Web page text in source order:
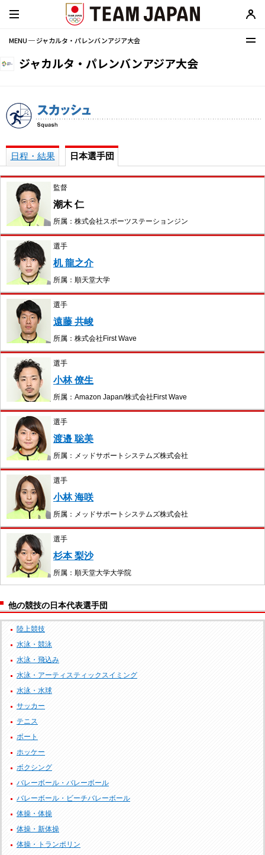
MENU ─ ジャカルタ・パレンバンアジア大会
ジャカルタ・パレンバンアジア大会
日程・結果 日本選手団
監督
潮木 仁
所属：株式会社スポーツステーションジン
選手
机 龍之介
所属：順天堂大学
選手
遠藤 共峻
所属：株式会社First Wave
選手
小林 僚生
所属：Amazon Japan/株式会社First Wave
選手
渡邉 聡美
所属：メッドサポートシステムズ株式会社
選手
小林 海咲
所属：メッドサポートシステムズ株式会社
選手
杉本 梨沙
所属：順天堂大学大学院
他の競技の日本代表選手団
陸上競技
水泳・競泳
水泳・飛込み
水泳・アーティスティックスイミング
水泳・水球
サッカー
テニス
ボート
ホッケー
ボクシング
バレーボール・バレーボール
バレーボール・ビーチバレーボール
体操・体操
体操・新体操
体操・トランポリン